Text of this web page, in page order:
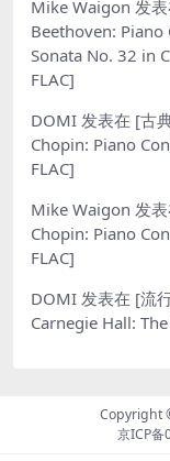
Mike Waigon 发
Beethoven:
Sonata No. 32 in
FLAC]
DOMI 发表在 [古
Chopin: Piano
FLAC]
Mike Waigon 发
Chopin: Piano
FLAC]
DOMI 发表在 [流
Carnegie Hall:
Copyright
京ICP备